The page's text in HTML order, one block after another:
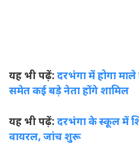
यह भी पढ़ें: दरभंगा में होगा
समेत कई बड़े नेता होंगे शामिल
यह भी पढ़ें: दरभंगा के स्कूल में
वायरल, जांच शुरू